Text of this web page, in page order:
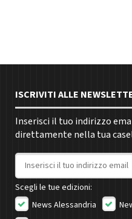
ISCRIVITI ALLE
Inserisci il tuo indirizzo
direttamente nella tua
Indirizzo email
Scegli le tue edizioni:
News Alessandria